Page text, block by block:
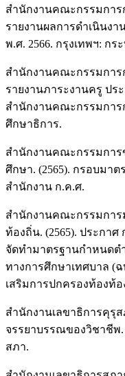
สำนักงานคณะกรรมการ
รายงานผลการดำเนินง
พ.ศ. 2566. กรุงเทพฯ: กร
สำนักงานคณะกรรมการ
รายงานภาระงานครู ปร
สำนักงานคณะกรรมกา
ศึกษาธิการ.
สำนักงานคณะกรรมการ
ศึกษา. (2565). กรอบมาต
สำนักงาน ก.ค.ศ.
สำนักงานคณะกรรมกา
ท้องถิ่น. (2565). ประกาศ
จัดทำมาตรฐานกำหนด
ทางการศึกษาเทศบาล (
เสริมการปกครองท้องท้อ
สำนักงานเลขาธิการคุรุ
จรรยาบรรณของวิชาชีพ.
สภา.